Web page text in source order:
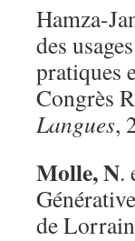
Hamza-
des
pratiques
Congrès
Langues,
Molle, N.
de